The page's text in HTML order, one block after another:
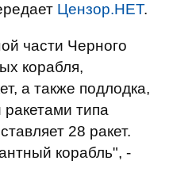
Цензор.НЕТ.
части Черного
корабля,
а также подлодка,
типа
28 ракет.
корабль", -